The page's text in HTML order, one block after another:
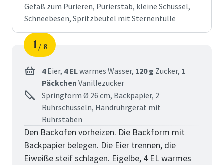
Gefäß zum Pürieren, Pürierstab, kleine Schüssel,
Schneebesen, Spritzbeutel mit Sternentülle
Schritt
1
von
8
4Eier, 4 ELwarmes Wasser, 120 g Zucker, 1
Päckchen Vanillezucker
Springform Ø 26 cm, Backpapier, 2
Rührschüsseln, Handrührgerät mit
Rührstäben
Den Backofen vorheizen. Die Backform mit
Backpapier belegen. Die Eier trennen, die
Eiweiße steif schlagen. Eigelbe, 4 EL warmes